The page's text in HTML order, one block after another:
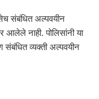
संबंधित अल्पवयीन
आलेले नाही. पोलिसांनी या
व्यक्ती अल्पवयीन